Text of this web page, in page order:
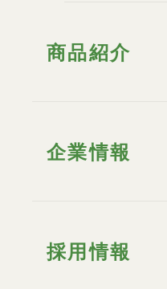
商品紹介
企業情報
採用情報